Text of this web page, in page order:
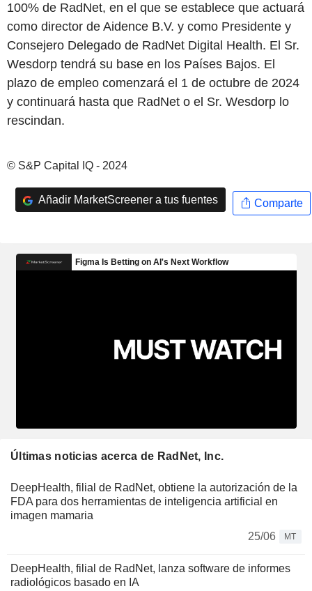
100% de RadNet, en el que se establece que actuará
como director de Aidence B.V. y como Presidente y
Consejero Delegado de RadNet Digital Health. El Sr.
Wesdorp tendrá su base en los Países Bajos. El
plazo de empleo comenzará el 1 de octubre de 2024
y continuará hasta que RadNet o el Sr. Wesdorp lo
rescindan.
© S&P Capital IQ - 2024
Añadir MarketScreener a tus fuentes Comparte
Últimas noticias acerca de RadNet, Inc.
DeepHealth, filial de RadNet, obtiene la autorización de la
FDA para dos herramientas de inteligencia artificial en
imagen mamaria
25/06
MT
DeepHealth, filial de RadNet, lanza software de informes
radiológicos basado en IA